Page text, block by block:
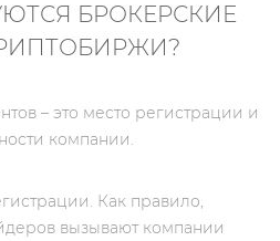
БРОКЕРСКИЕ
– это место регистрации и
компании.
Как правило,
вызывают компании